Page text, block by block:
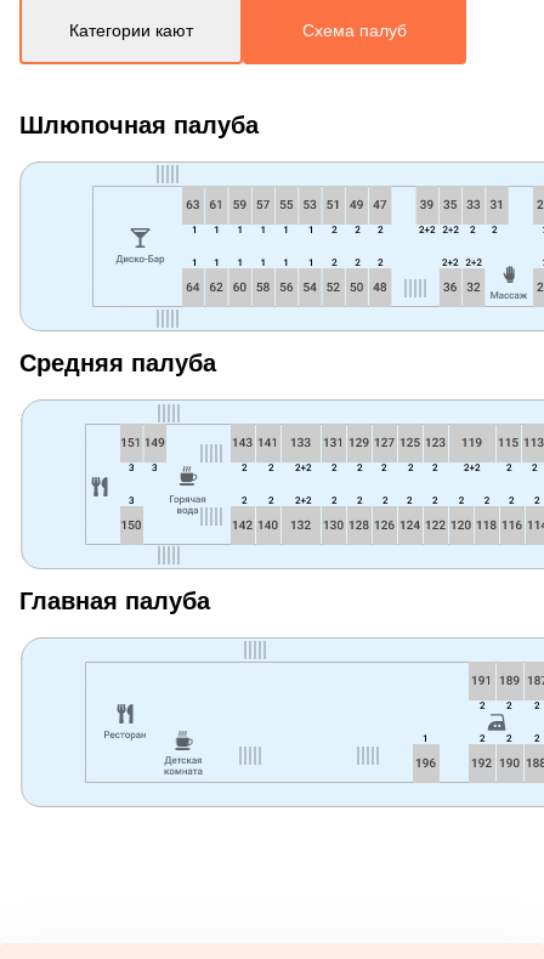
Категории кают Схема палуб
Шлюпочная палуба
Средняя палуба
Главная палуба